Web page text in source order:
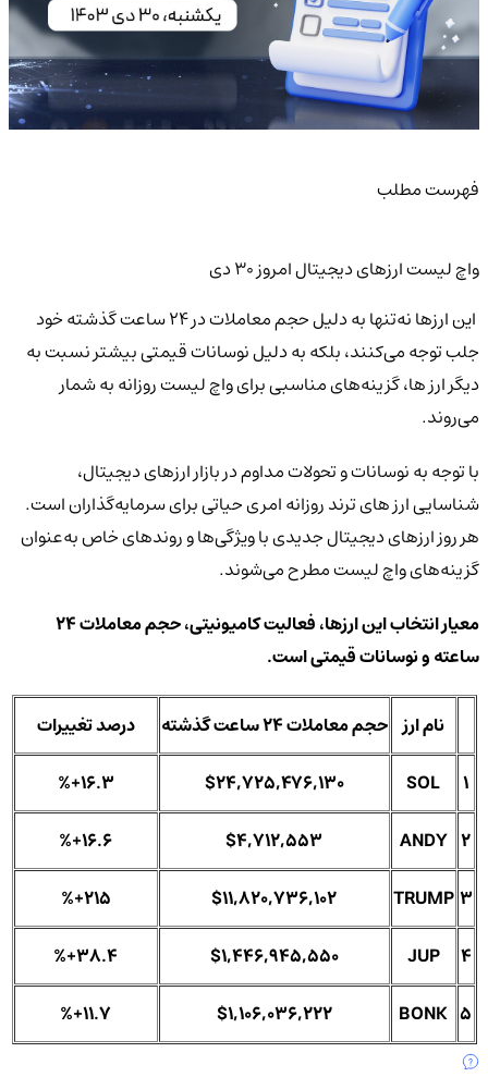
فهرست مطلب
واچ لیست ارزهای دیجیتال امروز ۳۰ دی
این ارزها نه‌تنها به دلیل حجم معاملات در 24 ساعت گذشته خود
جلب توجه می‌کنند، بلکه به دلیل نوسانات قیمتی بیشتر نسبت به
دیگر ارز ها، گزینه‌های مناسبی برای واچ لیست روزانه به شمار
می‌روند.
با توجه به نوسانات و تحولات مداوم در بازار ارزهای دیجیتال،
شناسایی ارز های ترند روزانه امری حیاتی برای سرمایه‌گذاران است.
هر روز ارزهای دیجیتال جدیدی با ویژگی‌ها و روندهای خاص به‌عنوان
گزینه‌های واچ لیست مطرح می‌شوند.
معیار انتخاب این ارزها، فعالیت کامیونیتی، حجم معاملات 24
ساعته و نوسانات قیمتی است.
درصد تغییرات حجم معاملات 24 ساعت گذشته
نام ارز
%+16.3
$24,725,476,130 SOL
%+16.6
$4,712,553 ANDY
2
%+215
$11,820,736,102 TRUMP3
%+38.4
$1,446,945,550 JUP
4
%+11.7
$1,106,036,222 BONK 5